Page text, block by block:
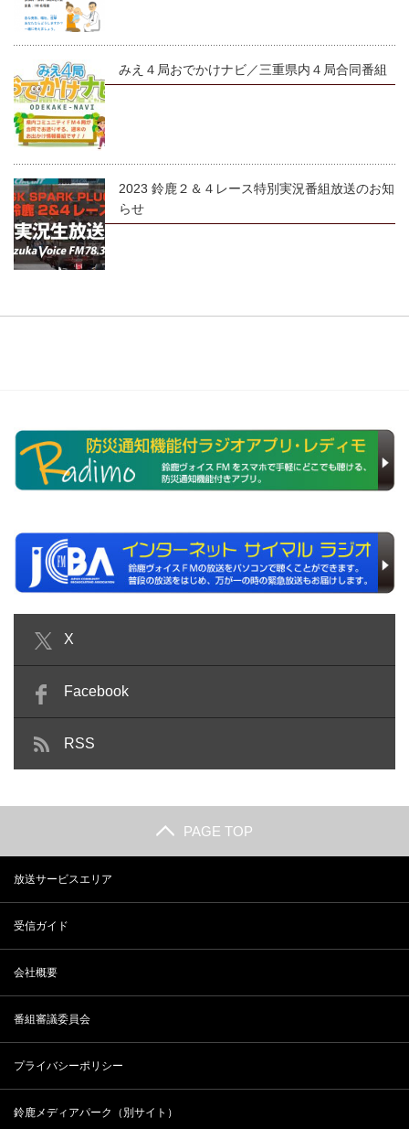
みえ４局おでかけナビ／三重県内４局合同番組
2023 鈴鹿２＆４レース特別実況番組放送のお知
らせ
X
Facebook
RSS
PAGE TOP
放送サービスエリア
受信ガイド
会社概要
番組審議委員会
プライバシーポリシー
鈴鹿メディアパーク（別サイト）